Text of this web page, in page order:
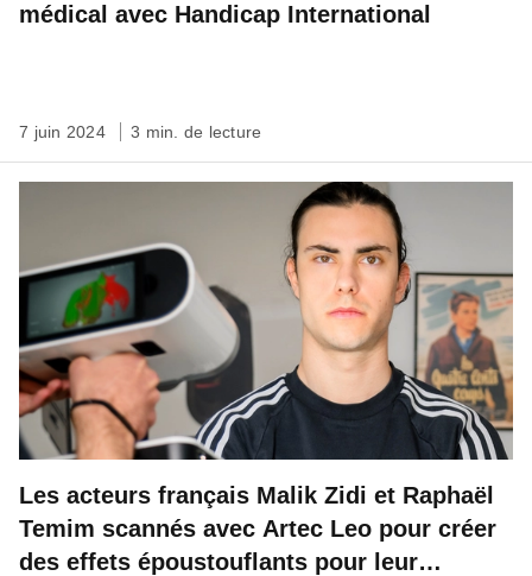
médical avec Handicap International
7 juin 2024 3 min. de lecture
Les acteurs français Malik Zidi et Raphaël
Temim scannés avec Artec Leo pour créer
des effets époustouflants pour leur